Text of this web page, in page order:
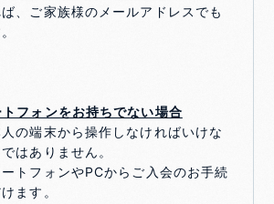
、ご家族様のメールアドレスでも
フォンをお持ちでない場合
人の端末から操作しなければいけな
はありません。
トフォンやPCからご入会のお手続
ます。